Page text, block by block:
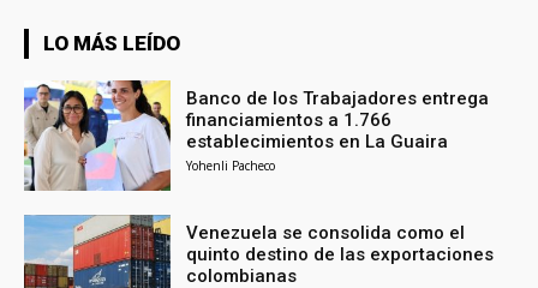
LO MÁS LEÍDO
Banco de los Trabajadores entrega
financiamientos a 1.766
establecimientos en La Guaira
Yohenli Pacheco
Venezuela se consolida como el
quinto destino de las exportaciones
colombianas